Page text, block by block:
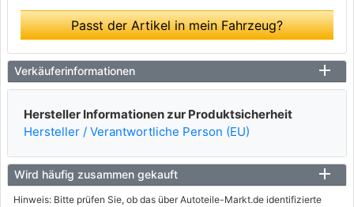
Passt der Artikel in mein Fahrzeug?
Verkäuferinformationen
Hersteller Informationen zur Produktsicherheit
Hersteller / Verantwortliche Person (EU)
Wird häufig zusammen gekauft
Hinweis: Bitte prüfen Sie, ob das über Autoteile-Markt.de identifizierte